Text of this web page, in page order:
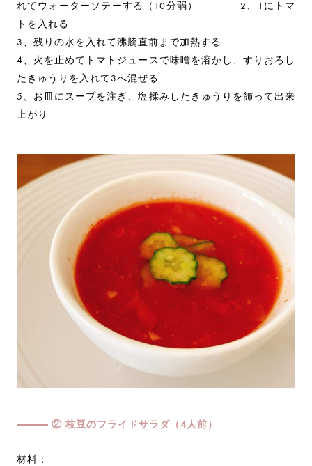
れてウォーターソテーする（10分弱） 2、1にトマ
トを入れる
3、残りの水を入れて沸騰直前まで加熱する
4、火を止めてトマトジュースで味噌を溶かし、すりおろし
たきゅうりを入れて3へ混ぜる
5、お皿にスープを注ぎ、塩揉みしたきゅうりを飾って出来
上がり
② 枝豆のフライドサラダ（4人前）
材料：